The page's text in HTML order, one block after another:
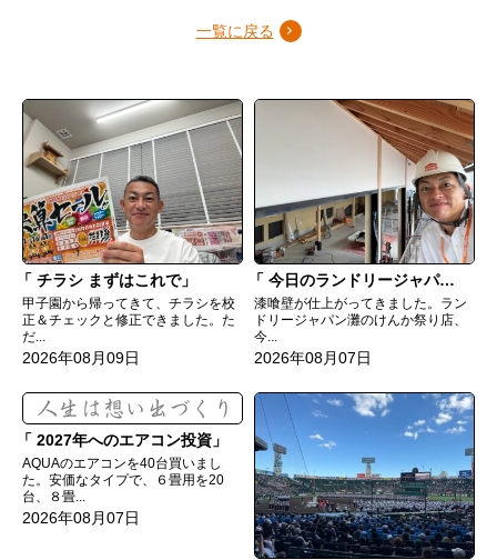
一覧に戻る
チラシ まずはこれで
甲子園から帰ってきて、チラシを校
正＆チェックと修正できました。た
だ...
2026年08月09日
今日のランドリージャパン灘のけんか祭り店
漆喰壁が仕上がってきました。ラン
ドリージャパン灘のけんか祭り店、
今...
2026年08月07日
2027年へのエアコン投資
AQUAのエアコンを40台買いまし
た。安価なタイプで、６畳用を20
台、８畳...
2026年08月07日